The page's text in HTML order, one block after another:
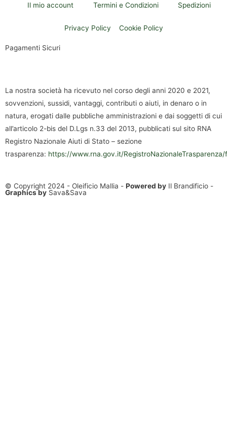
Il mio account Termini e Condizioni Spedizioni
Privacy Policy Cookie Policy
Pagamenti Sicuri
La nostra società ha ricevuto nel corso degli anni 2020 e 2021,
sovvenzioni, sussidi, vantaggi, contributi o aiuti, in denaro o in
natura, erogati dalle pubbliche amministrazioni e dai soggetti di cui
all’articolo 2-bis del D.Lgs n.33 del 2013, pubblicati sul sito RNA
Registro Nazionale Aiuti di Stato – sezione
trasparenza: https://www.rna.gov.it/
© Copyright 2024 - Oleificio Mallia - Powered by Il Brandificio -
Graphics by Sava&Sava